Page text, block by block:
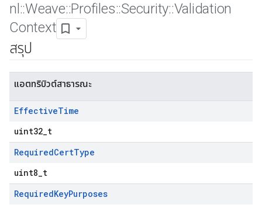
nl ::Weave::Profiles::Security::Validation
Context
สรุป
แอตทริบิวต์สาธารณะ
EffectiveTime
uint32_t
RequiredCertType
uint8_t
RequiredKeyPurposes